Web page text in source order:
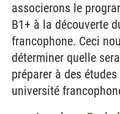
associerons le
B1+ à la découverte
francophone. Ceci
déterminer quelle
préparer à des
université